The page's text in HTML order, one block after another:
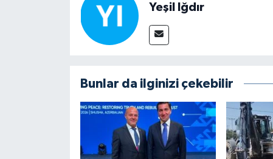
Yeşil Iğdır
Bunlar da ilginizi çekebilir